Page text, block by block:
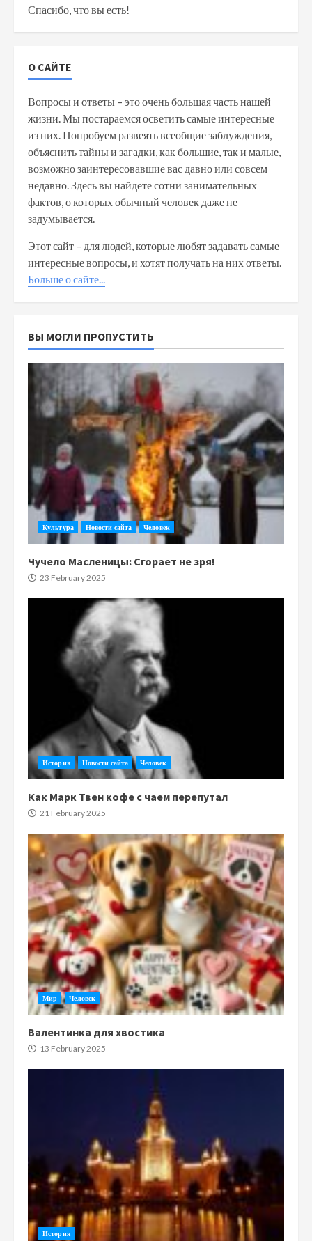
Спасибо, что вы есть!
О САЙТЕ
Вопросы и ответы – это очень большая часть нашей
жизни. Мы постараемся осветить самые интересные
из них. Попробуем развеять всеобщие заблуждения,
объяснить тайны и загадки, как большие, так и малые,
возможно заинтересовавшие вас давно или совсем
недавно. Здесь вы найдете сотни занимательных
фактов, о которых обычный человек даже не
задумывается.
Этот сайт – для людей, которые любят задавать самые
интересные вопросы, и хотят получать на них ответы.
Больше о сайте...
ВЫ МОГЛИ ПРОПУСТИТЬ
Культура Новости сайта Человек
Чучело Масленицы: Сгорает не зря!
23 February 2025
История Новости сайта Человек
Как Марк Твен кофе с чаем перепутал
21 February 2025
Мир Человек
Валентинка для хвостика
13 February 2025
История